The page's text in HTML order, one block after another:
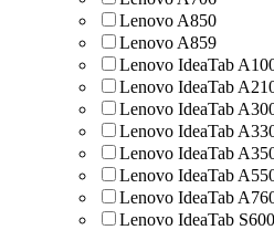
Lenovo A850
Lenovo A859
Lenovo IdeaTab
Lenovo IdeaTab
Lenovo IdeaTab
Lenovo IdeaTab
Lenovo IdeaTab
Lenovo IdeaTab
Lenovo IdeaTab
Lenovo IdeaTab